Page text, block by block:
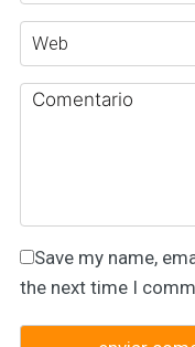
Save my name,
the next time I